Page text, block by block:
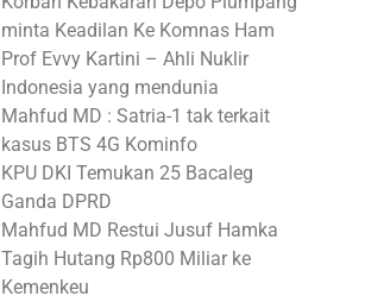
minta Keadilan Ke Komnas Ham
Prof Evvy Kartini – Ahli Nuklir
Indonesia yang mendunia
Mahfud MD : Satria-1 tak terkait
kasus BTS 4G Kominfo
KPU DKI Temukan 25 Bacaleg
Ganda DPRD
Mahfud MD Restui Jusuf Hamka
Tagih Hutang Rp800 Miliar ke
Kemenkeu